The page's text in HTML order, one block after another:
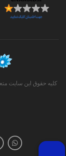
کلیه حقوق این سایت